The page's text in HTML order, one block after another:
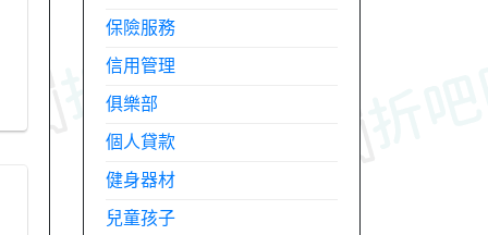
保險服務
信用管理
俱樂部
個人貸款
健身器材
兒童孩子